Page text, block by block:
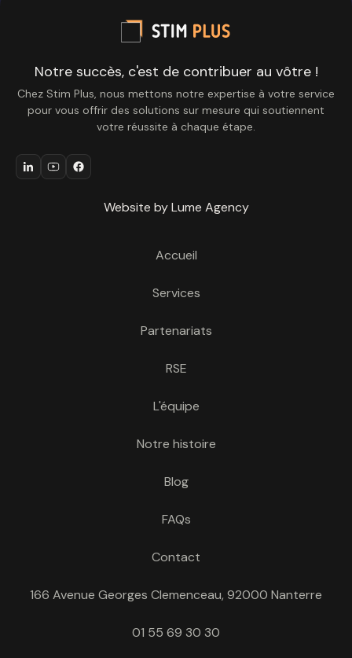
Notre succès, c'est de contribuer au vôtre !
Chez Stim Plus, nous mettons notre expertise à votre service
pour vous offrir des solutions sur mesure qui soutiennent
votre réussite à chaque étape.
Website by Lume Agency
Accueil
Services
Partenariats
RSE
L'équipe
Notre histoire
Blog
FAQs
Contact
166 Avenue Georges Clemenceau, 92000 Nanterre
01 55 69 30 30